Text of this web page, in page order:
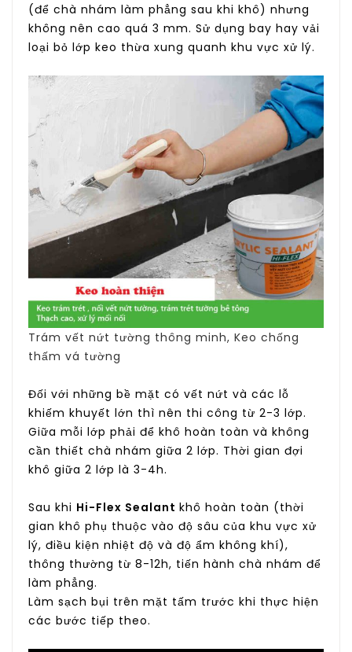
(để chà nhám làm phẳng sau khi khô) nhưng
không nên cao quá 3 mm. Sử dụng bay hay vải
loại bỏ lớp keo thừa xung quanh khu vực xử lý.
Trám vết nứt tường thông minh, Keo chống
thấm vá tường
Đối với những bề mặt có vết nứt và các lỗ
khiếm khuyết lớn thì nên thi công từ 2-3 lớp.
Giữa mỗi lớp phải để khô hoàn toàn và không
cần thiết chà nhám giữa 2 lớp. Thời gian đợi
khô giữa 2 lớp là 3-4h.
Sau khi Hi-Flex Sealant khô hoàn toàn (thời
gian khô phụ thuộc vào độ sâu của khu vực xử
lý, điều kiện nhiệt độ và độ ẩm không khí),
thông thường từ 8-12h, tiến hành chà nhám để
làm phẳng.
Làm sạch bụi trên mặt tấm trước khi thực hiện
các bước tiếp theo.